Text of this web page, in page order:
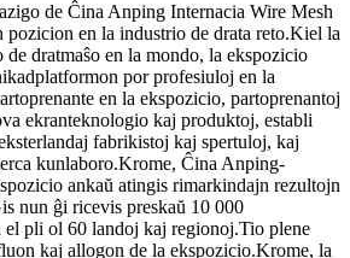
de Ĉina Anping Internacia Wire Mesh
pozicion en la industrio de drata reto.Kiel la
dratmaŝo en la mondo, la ekspozicio
por profesiuloj en la
en la ekspozicio, partoprenantoj
ekranteknologio kaj produktoj, establi
fabrikistoj kaj spertuloj, kaj
kunlaboro.Krome, Ĉina Anping-
ankaŭ atingis rimarkindajn rezultojn
nun ĝi ricevis preskaŭ 10 000
el pli ol 60 landoj kaj regionoj.Tio plene
kaj allogon de la ekspozicio.Krome, la